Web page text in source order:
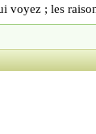
voyez ; les